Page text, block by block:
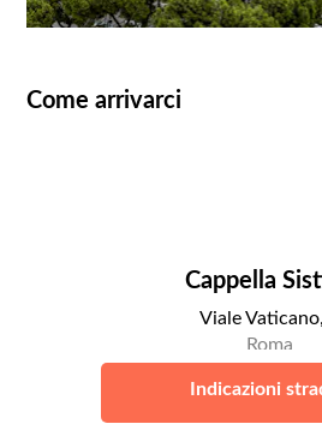
Come arrivarci
Cappella
Viale
Roma
Indicazioni